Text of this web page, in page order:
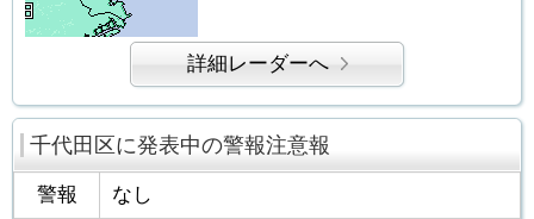
詳細レーダーへ
千代田区に発表中の警報注意報
警報 なし